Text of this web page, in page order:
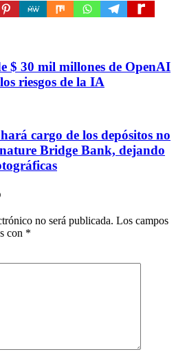
$ 30 mil millones de OpenAI
riesgos de la IA
cargo de los depósitos no
Bridge Bank, dejando
no será publicada. Los campos
con *